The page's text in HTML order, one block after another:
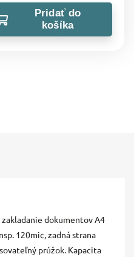
Pridať do
košíka
zakladanie dokumentov A4
120mic, zadná strana
prúžok. Kapacita